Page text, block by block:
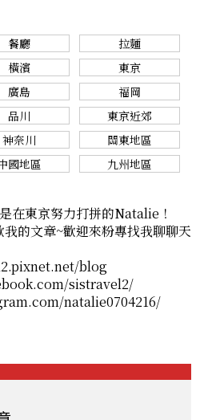
餐廳
拉麵
橫濱
東京
廣島
福岡
品川
東京近郊
神奈川
關東地區
國地區 九州地區
在東京努力打拼的Natalie！
的文章~歡迎來粉專找我聊聊天
blog
sistravel2/
natalie0704216/